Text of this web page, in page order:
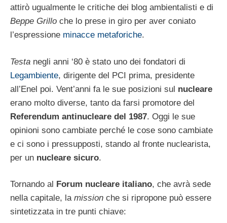
attirò ugualmente le critiche dei blog ambientalisti e di
Beppe Grillo che lo prese in giro per aver coniato
l’espressione minacce metaforiche.
Testa negli anni ‘80 è stato uno dei fondatori di
Legambiente, dirigente del PCI prima, presidente
all’Enel poi. Vent’anni fa le sue posizioni sul nucleare
erano molto diverse, tanto da farsi promotore del
Referendum antinucleare del 1987. Oggi le sue
opinioni sono cambiate perché le cose sono cambiate
e ci sono i pressupposti, stando al fronte nuclearista,
per un nucleare sicuro.
Tornando al Forum nucleare italiano, che avrà sede
nella capitale, la mission che si ripropone può essere
sintetizzata in tre punti chiave: